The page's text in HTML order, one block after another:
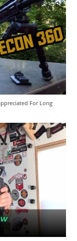
For Long